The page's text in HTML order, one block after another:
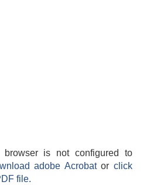
browser is not configured to
adobe Acrobatorclick
file.